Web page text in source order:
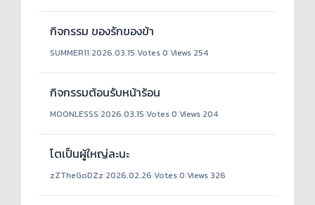
กิจกรรม ของรักของข้า
SUMMER11|2026.03.15|Votes 0|Views 254
กิจกรรมต้อนรับหน้าร้อน
MOONLESSS|2026.03.15|Votes 0|Views 204
โตเป็นผู้ใหญ่ละนะ
zZTheGoDZz|2026.02.26|Votes 0|Views 326